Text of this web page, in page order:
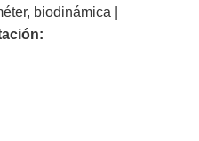
biodinámica